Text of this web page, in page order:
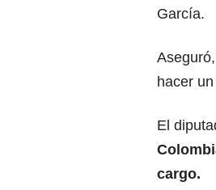
García.
Aseguró,
hacer
El
cargo.